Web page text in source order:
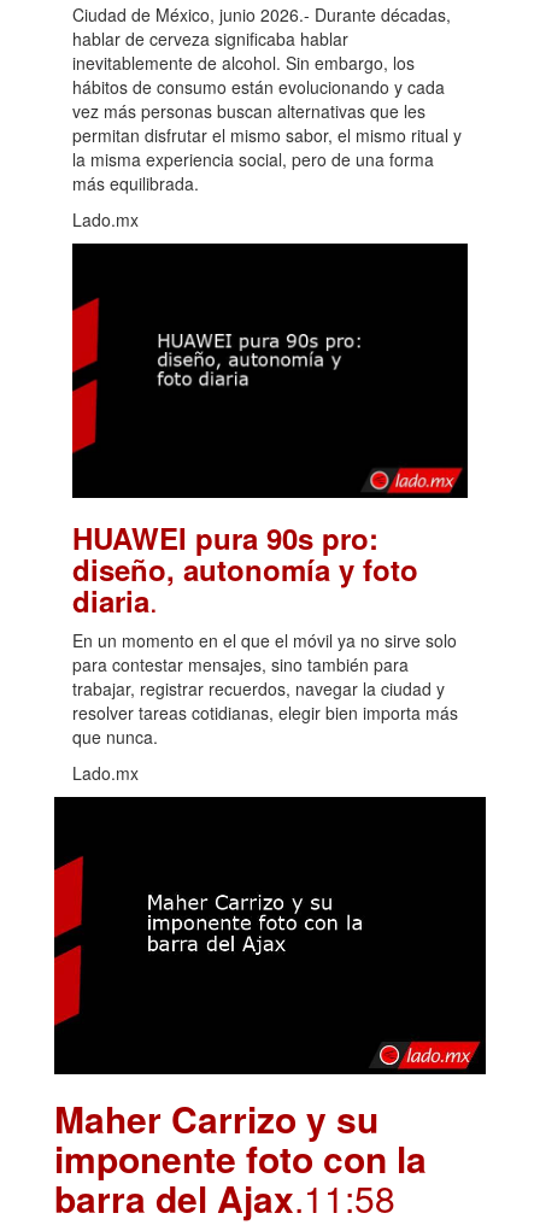
Ciudad de México, junio 2026.- Durante décadas,
hablar de cerveza significaba hablar
inevitablemente de alcohol. Sin embargo, los
hábitos de consumo están evolucionando y cada
vez más personas buscan alternativas que les
permitan disfrutar el mismo sabor, el mismo ritual y
la misma experiencia social, pero de una forma
más equilibrada.
Lado.mx
HUAWEI pura 90s pro:
diseño, autonomía y foto
diaria.
En un momento en el que el móvil ya no sirve solo
para contestar mensajes, sino también para
trabajar, registrar recuerdos, navegar la ciudad y
resolver tareas cotidianas, elegir bien importa más
que nunca.
Lado.mx
Maher Carrizo y su
imponente foto con la
barra del Ajax.11:58